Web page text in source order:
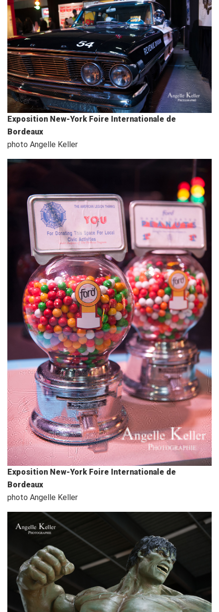
Exposition New-York Foire Internationale de
Bordeaux
photo Angelle Keller
Exposition New-York Foire Internationale de
Bordeaux
photo Angelle Keller